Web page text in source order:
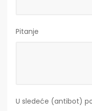
Pitanje
U sledeće (antibot)